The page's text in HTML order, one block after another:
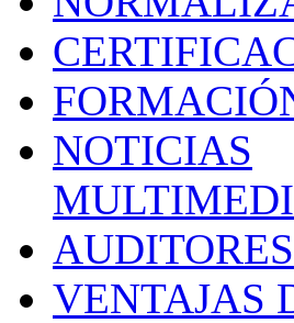
NOTICIAS
AUDITORES
VENTAJAS